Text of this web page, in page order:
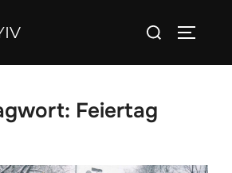
Suchen
Feiertag